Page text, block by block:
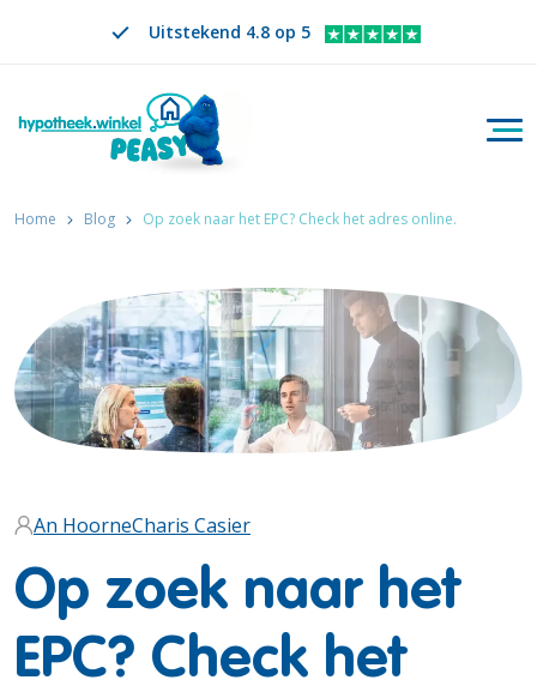
Uitstekend 4.8 op 5
Zoeken
VERANDER TAAL. GESELECTEERDE TAAL IS
NL
Home Blog Op zoek naar het EPC? Check het adres online.
An HoorneCharis Casier
Op zoek naar het
EPC? Check het